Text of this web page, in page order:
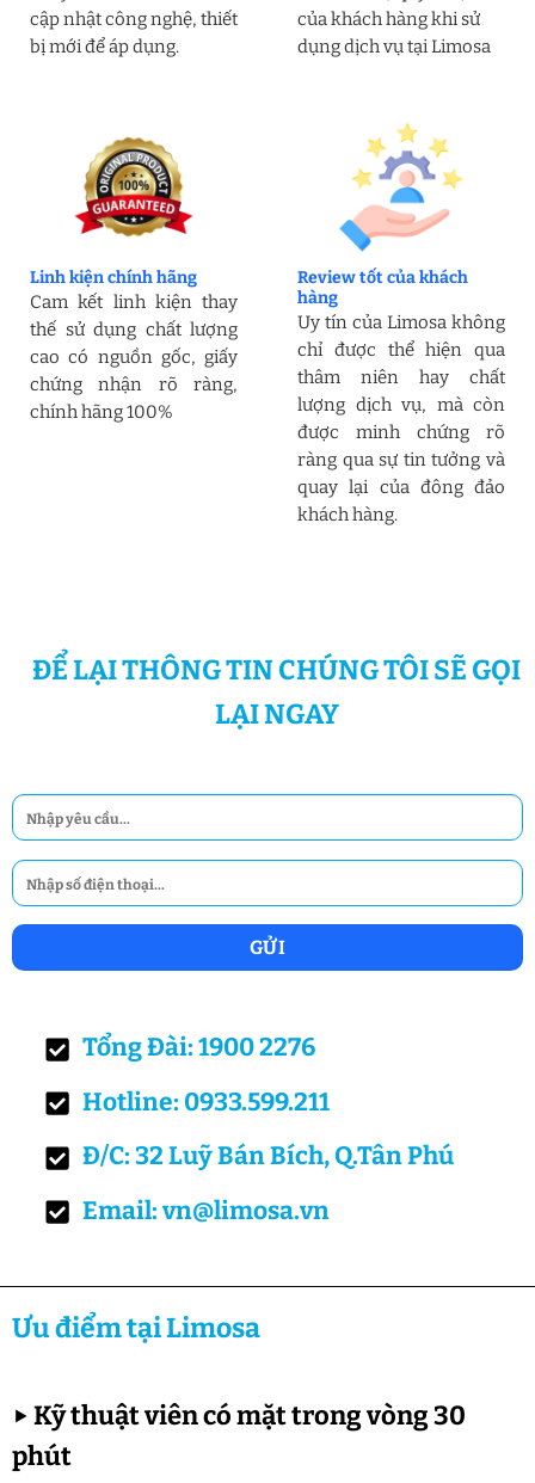
cập nhật công nghệ, thiết
bị mới để áp dụng.
của khách hàng khi sử
dụng dịch vụ tại Limosa
Linh kiện chính hãng
Cam kết linh kiện thay
thế sử dụng chất lượng
cao có nguồn gốc, giấy
chứng nhận rõ ràng,
chính hãng 100%
Review tốt của khách
hàng
Uy tín của Limosa không
chỉ được thể hiện qua
thâm niên hay chất
lượng dịch vụ, mà còn
được minh chứng rõ
ràng qua sự tin tưởng và
quay lại của đông đảo
khách hàng.
ĐỂ LẠI THÔNG TIN CHÚNG TÔI SẼ GỌI
LẠI NGAY
Tổng Đài: 1900 2276
Hotline: 0933.599.211
Đ/C: 32 Luỹ Bán Bích, Q.Tân Phú
Email: vn@limosa.vn
Ưu điểm tại Limosa
▶Kỹ thuật viên có mặt trong vòng 30
phút